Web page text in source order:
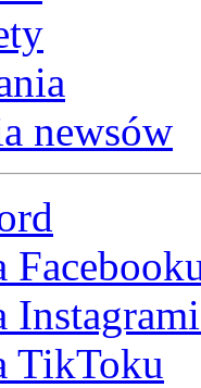
newsów
TikToku